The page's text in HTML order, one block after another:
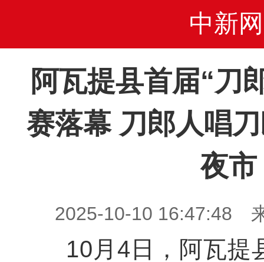
中新网
阿瓦提县首届“刀
赛落幕 刀郎人唱
夜市
2025-10-10 16:47:48
10月4日，阿瓦提